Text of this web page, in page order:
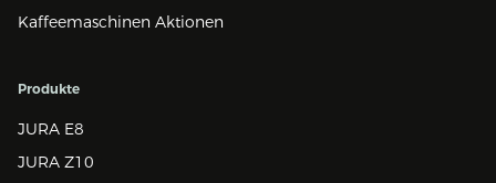
Kaffeemaschinen Aktionen
Produkte
JURA E8
JURA Z10